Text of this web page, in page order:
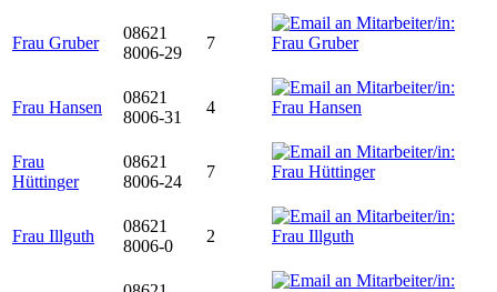
Frau Gruber
08621
8006-29
7
Frau Hansen
08621
8006-31
4
Frau
Hüttinger
08621
8006-24
7
Frau Illguth
08621
8006-0
2